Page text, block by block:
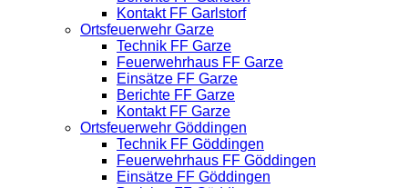
Kontakt FF Garlstorf
Ortsfeuerwehr Garze
Technik FF Garze
Feuerwehrhaus FF Garze
Einsätze FF Garze
Berichte FF Garze
Kontakt FF Garze
Ortsfeuerwehr Göddingen
Technik FF Göddingen
Feuerwehrhaus FF Göddingen
Einsätze FF Göddingen